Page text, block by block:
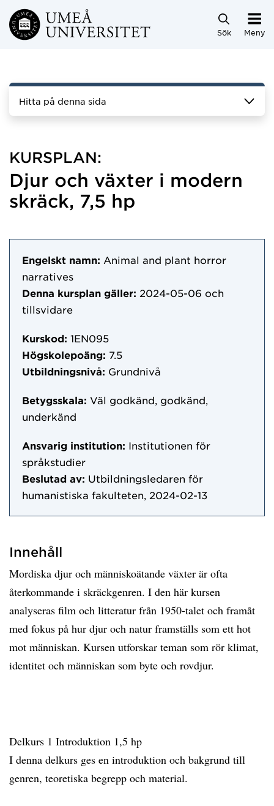
Hoppa direkt till innehållet
Sök Meny
Hitta på denna sida
KURSPLAN:
Djur och växter i modern
skräck, 7,5 hp
Engelskt namn: Animal and plant horror
narratives
Denna kursplan gäller: 2024-05-06 och
tillsvidare
Kurskod: 1EN095
Högskolepoäng: 7.5
Utbildningsnivå: Grundnivå
Betygsskala: Väl godkänd, godkänd,
underkänd
Ansvarig institution: Institutionen för
språkstudier
Beslutad av: Utbildningsledaren för
humanistiska fakulteten, 2024-02-13
Innehåll
Mordiska djur och människoätande växter är ofta
återkommande i skräckgenren. I den här kursen
analyseras film och litteratur från 1950-talet och framåt
med fokus på hur djur och natur framställs som ett hot
mot människan. Kursen utforskar teman som rör klimat,
identitet och människan som byte och rovdjur.
Delkurs 1 Introduktion 1,5 hp
I denna delkurs ges en introduktion och bakgrund till
genren, teoretiska begrepp och material.